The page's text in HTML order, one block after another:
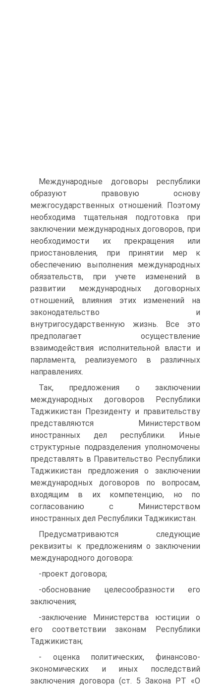
Международные договоры республики
образуют правовую основу
межгосударственных отношений. Поэтому
необходима тщательная подготовка при
заключении международных договоров, при
необходимости их прекращения или
приостановления, при принятии мер к
обеспечению выполнения международных
обязательств, при учете изменений в
развитии международных договорных
отношений, влияния этих изменений на
законодательство и
внутригосударственную жизнь. Все это
предполагает осуществление
взаимодействия исполнительной власти и
парламента, реализуемого в различных
направлениях.
Так, предложения о заключении
международных договоров Республики
Таджикистан Президенту и правительству
представляются Министерством
иностранных дел республики. Иные
структурные подразделения уполномочены
представлять в Правительство Республики
Таджикистан предложения о заключении
международных договоров по вопросам,
входящим в их компетенцию, но по
согласованию с Министерством
иностранных дел Республики Таджикистан.
Предусматриваются следующие
реквизиты к предложениям о заключении
международного договора:
-проект договора;
-обоснование целесообразности его
заключения;
-заключение Министерства юстиции о
его соответствии законам Республики
Таджикистан;
- оценка политических, финансово-
экономических и иных последствий
заключения договора (ст. 5 Закона РТ «О